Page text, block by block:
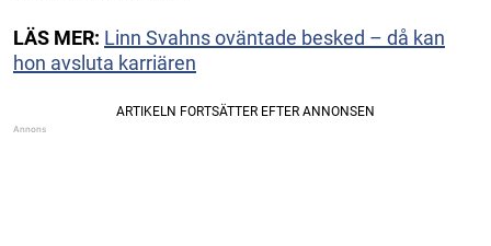
LÄS MER: Linn Svahns oväntade besked – då kan
hon avsluta karriären